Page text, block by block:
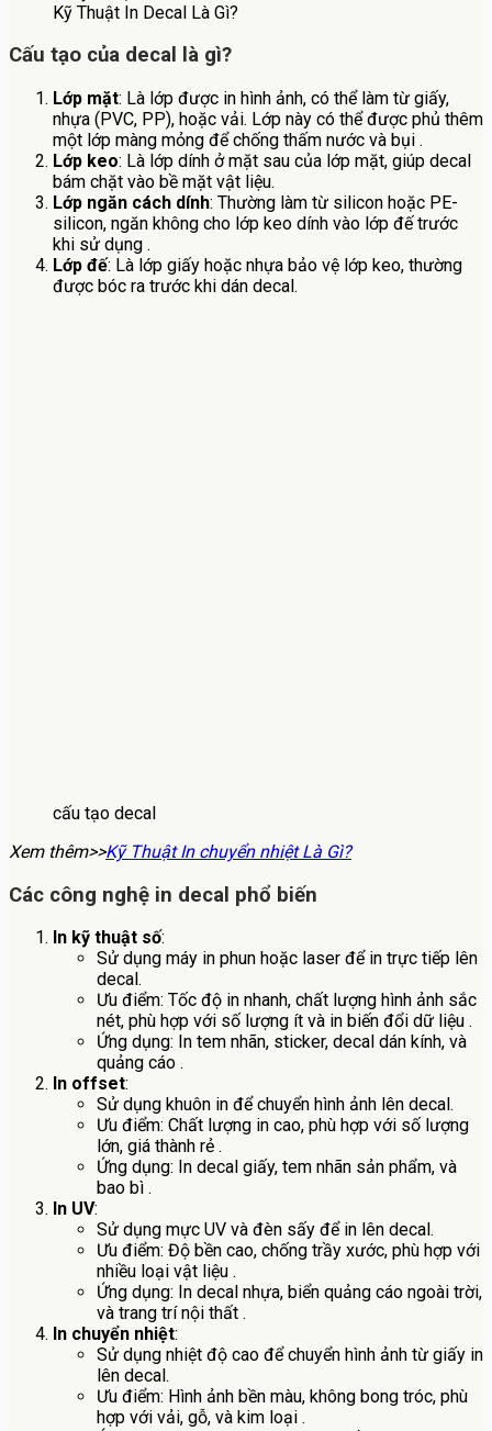
Kỹ Thuật In Decal Là Gì?
Cấu tạo của decal là gì?
Lớp mặt: Là lớp được in hình ảnh, có thể làm từ giấy,
nhựa (PVC, PP), hoặc vải. Lớp này có thể được phủ thêm
một lớp màng mỏng để chống thấm nước và bụi .
Lớp keo: Là lớp dính ở mặt sau của lớp mặt, giúp decal
bám chặt vào bề mặt vật liệu.
Lớp ngăn cách dính: Thường làm từ silicon hoặc PE-
silicon, ngăn không cho lớp keo dính vào lớp đế trước
khi sử dụng .
Lớp đế: Là lớp giấy hoặc nhựa bảo vệ lớp keo, thường
được bóc ra trước khi dán decal.
cấu tạo decal
Xem thêm>>Kỹ Thuật In chuyển nhiệt Là Gì?
Các công nghệ in decal phổ biến
In kỹ thuật số:
Sử dụng máy in phun hoặc laser để in trực tiếp lên
decal.
Ưu điểm: Tốc độ in nhanh, chất lượng hình ảnh sắc
nét, phù hợp với số lượng ít và in biến đổi dữ liệu .
Ứng dụng: In tem nhãn, sticker, decal dán kính, và
quảng cáo .
In offset:
Sử dụng khuôn in để chuyển hình ảnh lên decal.
Ưu điểm: Chất lượng in cao, phù hợp với số lượng
lớn, giá thành rẻ .
Ứng dụng: In decal giấy, tem nhãn sản phẩm, và
bao bì .
In UV:
Sử dụng mực UV và đèn sấy để in lên decal.
Ưu điểm: Độ bền cao, chống trầy xước, phù hợp với
nhiều loại vật liệu .
Ứng dụng: In decal nhựa, biển quảng cáo ngoài trời,
và trang trí nội thất .
In chuyển nhiệt:
Sử dụng nhiệt độ cao để chuyển hình ảnh từ giấy in
lên decal.
Ưu điểm: Hình ảnh bền màu, không bong tróc, phù
hợp với vải, gỗ, và kim loại .